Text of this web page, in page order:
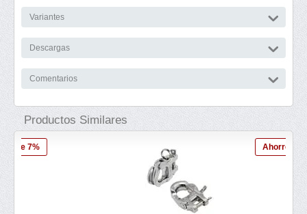
Variantes
Descargas
Comentarios
Productos Similares
Ahorre 5%